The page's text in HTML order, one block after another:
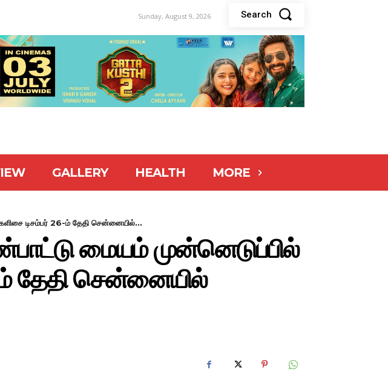
Sunday, August 9, 2026 Search
GALLERY HEALTH MORE
டிசம்பர் 26-ம் தேதி சென்னையில்...
மையம் முன்னெடுப்பில்
ம் தேதி சென்னையில்